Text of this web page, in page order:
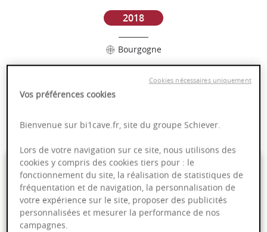
2018
Bourgogne
Complexité
Fruité
89,00 €
75cl - soit 118,67 € / L
Vos préférences cookies
Bienvenue sur bi1cave.fr, site du groupe Schiever.
Lors de votre navigation sur ce site, nous utilisons des
cookies y compris des cookies tiers pour : le
fonctionnement du site, la réalisation de statistiques de
fréquentation et de navigation, la personnalisation de
votre expérience sur le site, proposer des publicités
personnalisées et mesurer la performance de nos
campagnes.
Cookies nécessaires uniquement